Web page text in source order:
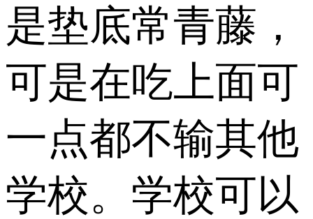
是垫底常青藤，
可是在吃上面可
一点都不输其他
学校。学校可以